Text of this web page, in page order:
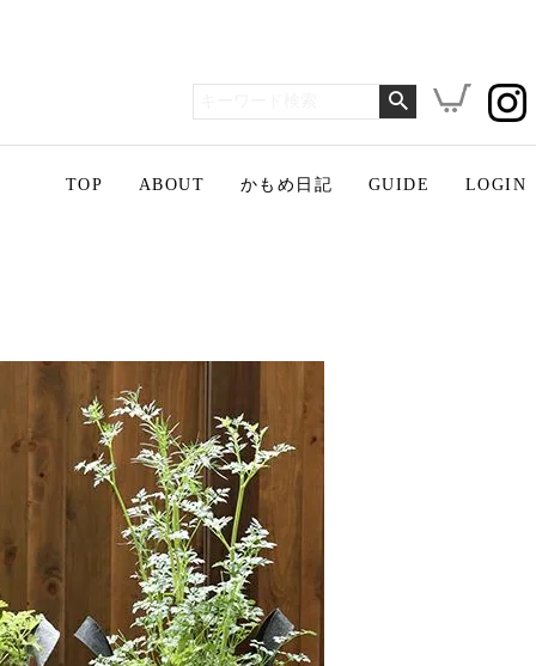
TOP ABOUT かもめ日記 GUIDE LOGIN